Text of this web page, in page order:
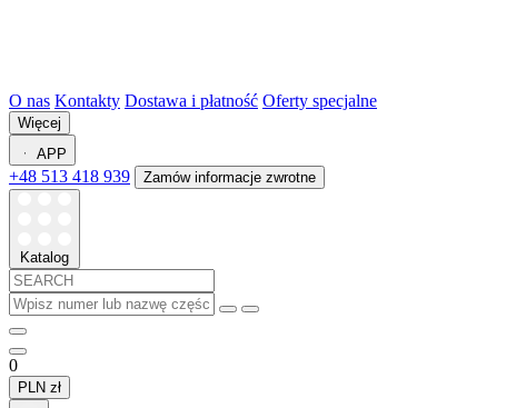
O nas Kontakty Dostawa i płatność Oferty specjalne
Więcej
APP
+48 513 418 939 Zamów informacje zwrotne
Katalog
0
PLN zł